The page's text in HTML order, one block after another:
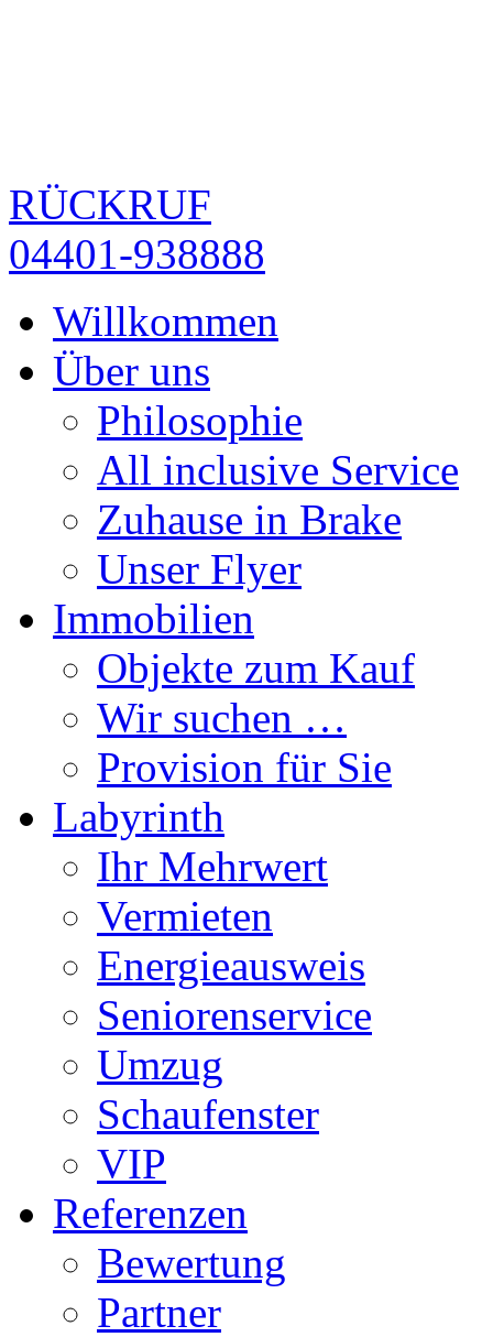
RÜCKRUF
04401-938888
Willkommen
Über uns
Philosophie
All inclusive Service
Zuhause in Brake
Unser Flyer
Immobilien
Objekte zum Kauf
Wir suchen …
Provision für Sie
Labyrinth
Ihr Mehrwert
Vermieten
Energieausweis
Seniorenservice
Umzug
Schaufenster
VIP
Referenzen
Bewertung
Partner